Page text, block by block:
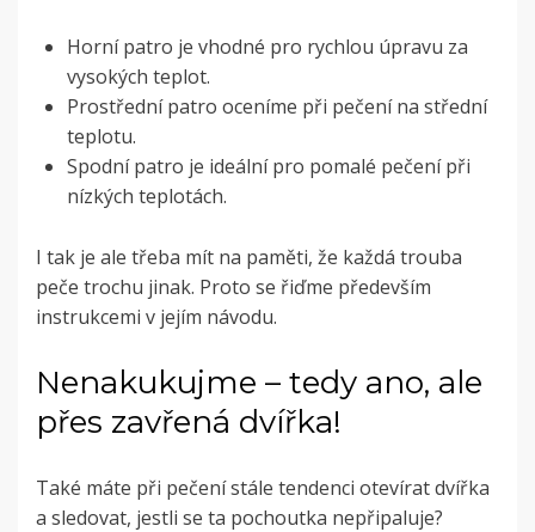
Horní patro je vhodné pro rychlou úpravu za
vysokých teplot.
Prostřední patro oceníme při pečení na střední
teplotu.
Spodní patro je ideální pro pomalé pečení při
nízkých teplotách.
I tak je ale třeba mít na paměti, že každá trouba
peče trochu jinak. Proto se řiďme především
instrukcemi v jejím návodu.
Nenakukujme – tedy ano, ale
přes zavřená dvířka!
Také máte při pečení stále tendenci otevírat dvířka
a sledovat, jestli se ta pochoutka nepřipaluje?